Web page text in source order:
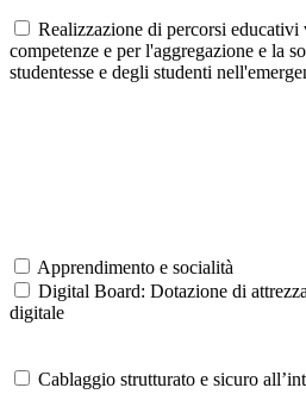
Realizzazione di percorsi
competenze e per l'aggregazione e la
studentesse e degli studenti
Apprendimento e socialità
Digital Board: Dotazione di
digitale
Cablaggio strutturato e sicuro